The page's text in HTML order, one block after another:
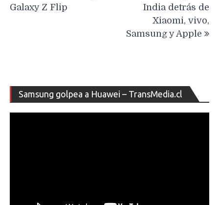
Galaxy Z Flip
India detrás de
Xiaomi, vivo,
Samsung y Apple
Samsung golpea a Huawei – TransMedia.cl
de